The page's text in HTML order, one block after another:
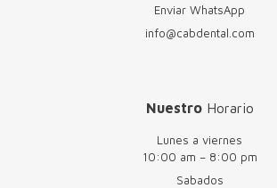
Enviar WhatsApp
info@cabdental.com
NuestroHorario
Lunes a viernes
10:00 am – 8:00 pm
Sabados